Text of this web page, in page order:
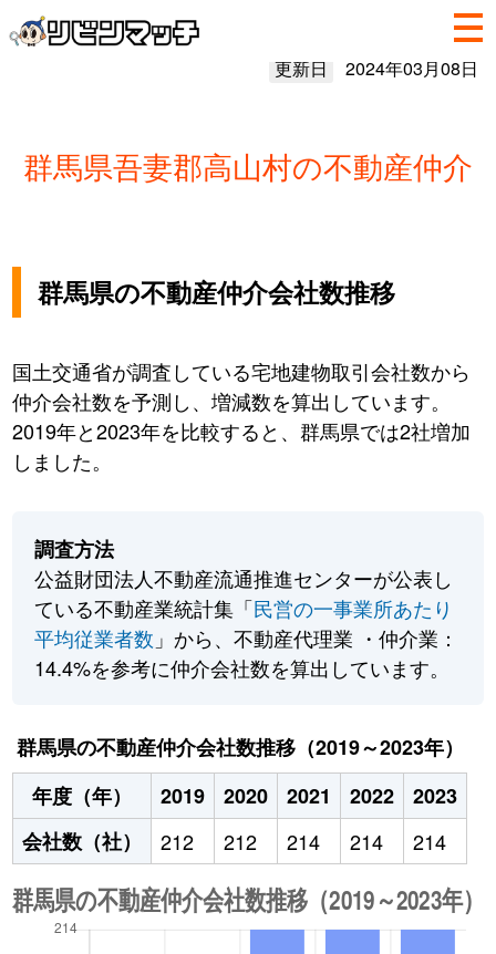
更新日 2024年03月08日
群馬県吾妻郡高山村の不動産仲介
群馬県の不動産仲介会社数推移
国土交通省が調査している宅地建物取引会社数から
仲介会社数を予測し、増減数を算出しています。
2019年と2023年を比較すると、群馬県では2社増加
しました。
調査方法
公益財団法人不動産流通推進センターが公表し
ている不動産業統計集「民営の一事業所あたり
平均従業者数 」から、不動産代理業 ・仲介業：
14.4%を参考に仲介会社数を算出しています。
群馬県の不動産仲介会社数推移（2019～2023年）
年度（年）
2019 2020 2021 2022
2023
会社数（社）
212 212 214 214 214